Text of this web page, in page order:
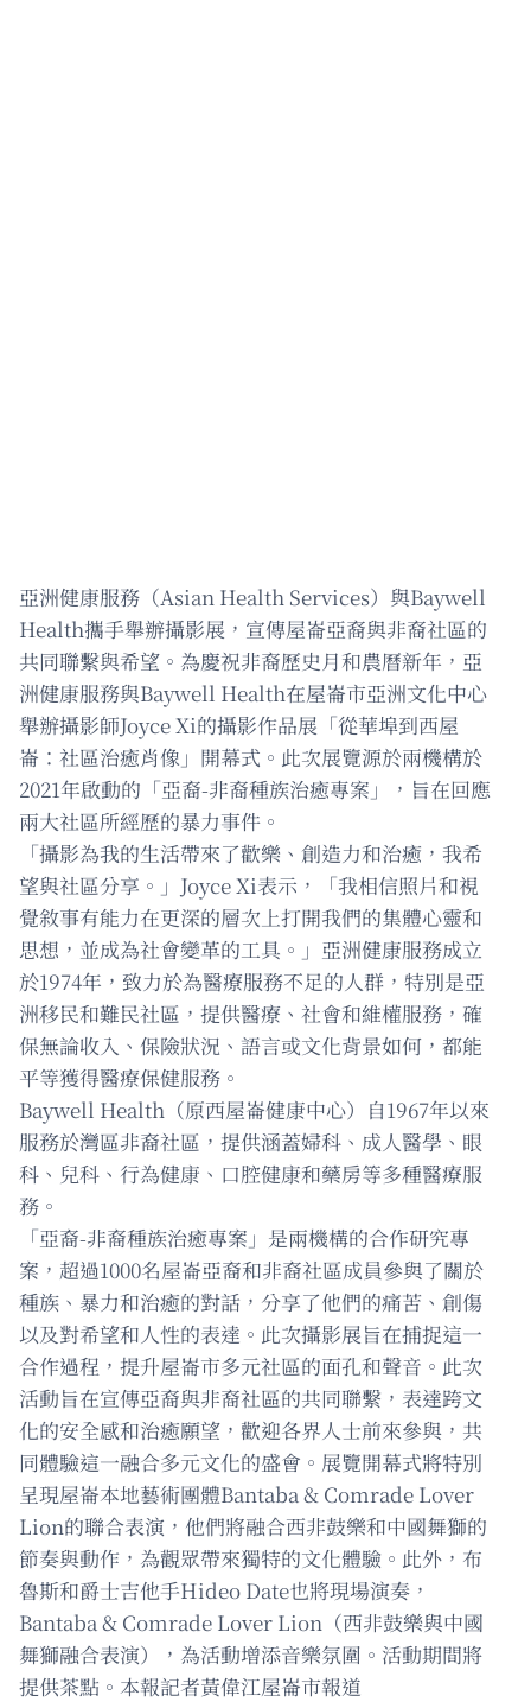
亞洲健康服務（Asian Health Services）與Baywell
Health攜手舉辦攝影展，宣傳屋崙亞裔與非裔社區的
共同聯繫與希望。為慶祝非裔歷史月和農曆新年，亞
洲健康服務與Baywell Health在屋崙市亞洲文化中心
舉辦攝影師Joyce Xi的攝影作品展「從華埠到西屋
崙：社區治癒肖像」開幕式。此次展覽源於兩機構於
2021年啟動的「亞裔-非裔種族治癒專案」，旨在回應
兩大社區所經歷的暴力事件。
「攝影為我的生活帶來了歡樂、創造力和治癒，我希
望與社區分享。」Joyce Xi表示，「我相信照片和視
覺敘事有能力在更深的層次上打開我們的集體心靈和
思想，並成為社會變革的工具。」亞洲健康服務成立
於1974年，致力於為醫療服務不足的人群，特別是亞
洲移民和難民社區，提供醫療、社會和維權服務，確
保無論收入、保險狀況、語言或文化背景如何，都能
平等獲得醫療保健服務。
Baywell Health（原西屋崙健康中心）自1967年以來
服務於灣區非裔社區，提供涵蓋婦科、成人醫學、眼
科、兒科、行為健康、口腔健康和藥房等多種醫療服
務。
「亞裔-非裔種族治癒專案」是兩機構的合作研究專
案，超過1000名屋崙亞裔和非裔社區成員參與了關於
種族、暴力和治癒的對話，分享了他們的痛苦、創傷
以及對希望和人性的表達。此次攝影展旨在捕捉這一
合作過程，提升屋崙市多元社區的面孔和聲音。此次
活動旨在宣傳亞裔與非裔社區的共同聯繫，表達跨文
化的安全感和治癒願望，歡迎各界人士前來參與，共
同體驗這一融合多元文化的盛會。展覽開幕式將特別
呈現屋崙本地藝術團體Bantaba & Comrade Lover
Lion的聯合表演，他們將融合西非鼓樂和中國舞獅的
節奏與動作，為觀眾帶來獨特的文化體驗。此外，布
魯斯和爵士吉他手Hideo Date也將現場演奏，
Bantaba & Comrade Lover Lion（西非鼓樂與中國
舞獅融合表演），為活動增添音樂氛圍。活動期間將
提供茶點。本報記者黃偉江屋崙市報道